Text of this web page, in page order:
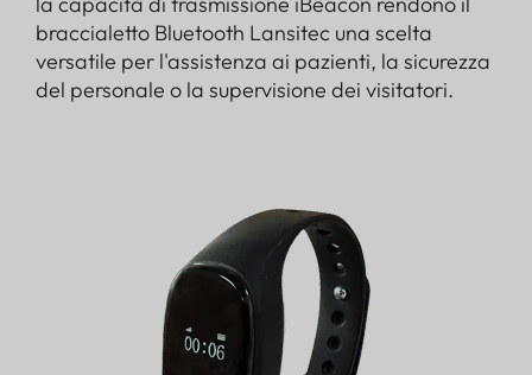
braccialetto Bluetooth Lansitec una scelta
versatile per l'assistenza ai pazienti, la sicurezza
del personale o la supervisione dei visitatori.